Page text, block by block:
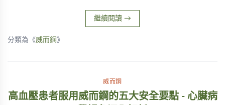
繼續閱讀 →
分類為《威而鋼 》
威而鋼
高血壓患者服用威而鋼的五大安全要點 - 心臟病